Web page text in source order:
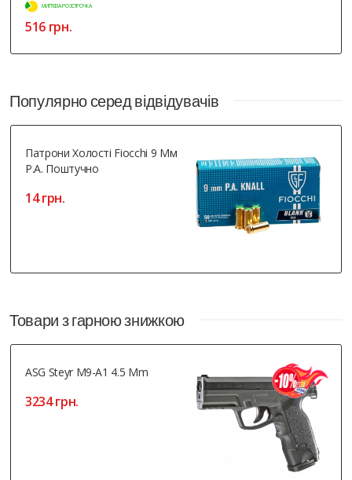
МИТТЄВА РОЗСТРОЧКА
516 грн.
Популярно серед відвідувачів
Патрони Холості Fiocchi 9 Мм
Р.А. Поштучно
14 грн.
Товари з гарною знижкою
ASG Steyr M9-A1 4.5 Mm
3234 грн.